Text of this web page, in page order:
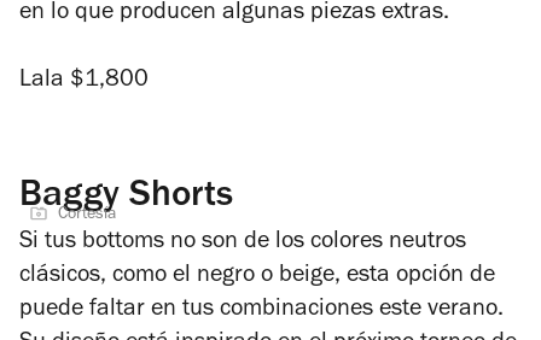
en lo que producen algunas piezas extras.
Lala $1,800
Baggy Shorts
Cortesía
Si tus bottoms no son de los colores neutros
clásicos, como el negro o beige, esta opción de
puede faltar en tus combinaciones este verano.